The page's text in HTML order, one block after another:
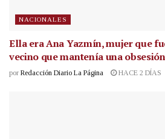
NACIONALES
Ella era Ana Yazmín, mujer que
vecino que mantenía una
por Redacción Diario La Página HACE 2 DÍAS